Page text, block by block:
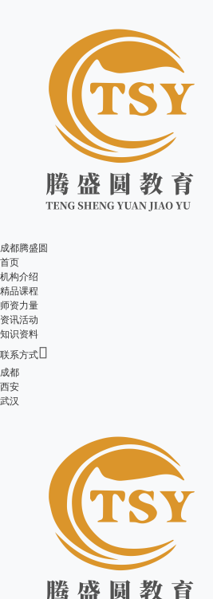
成都腾盛圆
首页
机构介绍
精品课程
师资力量
资讯活动
知识资料
联系方式
成都
西安
武汉